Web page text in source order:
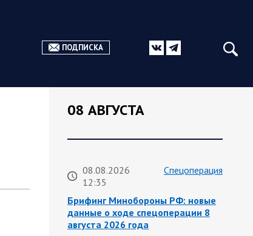
ПОДПИСКА
08 АВГУСТА
08.08.2026
12:35
Спецоперация
Брифинг Минобороны РФ: новые
данные о ходе спецоперации 8
августа 2026 года